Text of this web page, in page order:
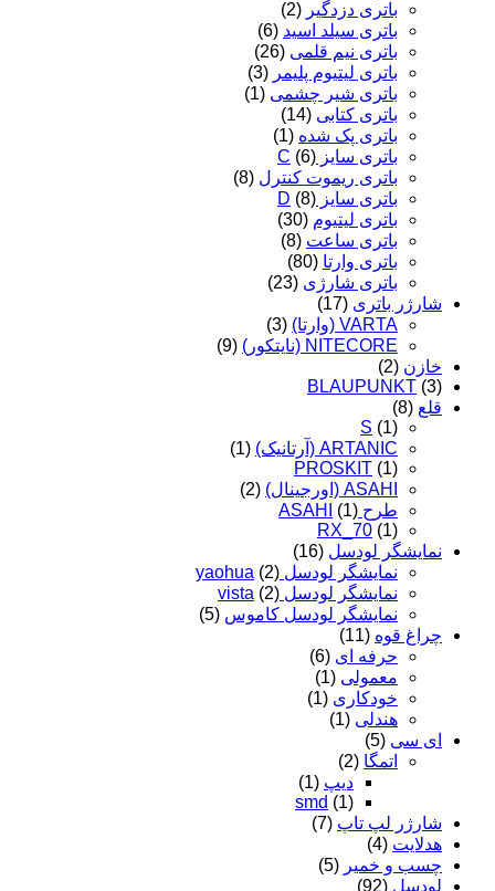
باتری دزدگیر (2)
باتری سیلد اسید (6)
باتری نیم قلمی (26)
باتری لیتیوم پلیمر (3)
باتری شیر چشمی (1)
باتری کتابی (14)
باتری پک شده (1)
باتری سایز C (6)
باتری ریموت کنترل (8)
باتری سایز D (8)
باتری لیتیوم (30)
باتری ساعت (8)
باتری وارتا (80)
باتری شارژی (23)
شارژر باتری (17)
VARTA (وارتا)
(3)
NITECORE (نایتکور)
(9)
خازن (2)
BLAUPUNKT (3)
قلع (8)
S (1)
ARTANIC (آرتانیک)
(1)
PROSKIT (1)
ASAHI (اورجینال)
(2)
طرح ASAHI (1)
RX_70 (1)
نمایشگر لودسل (16)
نمایشگر لودسل yaohua (2)
نمایشگر لودسل vista (2)
نمایشگر لودسل کاموس (5)
چراغ قوه (11)
حرفه ای (6)
معمولی (1)
خودکاری (1)
هندلی (1)
ای سی (5)
اتمگا (2)
دیپ (1)
smd (1)
شارژر لپ تاپ (7)
هدلایت (4)
چسب و خمیر (5)
لودسل (92)